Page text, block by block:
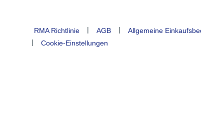
RMA Richtlinie | AGB | Allgemeine
|
Cookie-Einstellungen